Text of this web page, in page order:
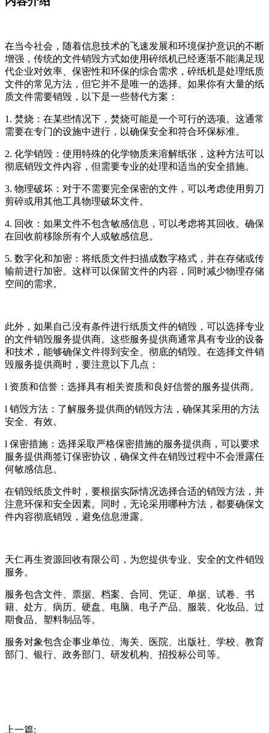
在当今社会，随着信息技术的飞速发展和环境保护意识的不断
增强，传统的文件销毁方式如使用碎纸机已经逐渐不能满足现
代企业对效率、保密性和环保的综合需求，碎纸机是处理纸质
文件的常见方法，但它并不是唯一的选择。如果你有大量的纸
质文件需要销毁，以下是一些替代方案：
1. 焚烧：在某些情况下，焚烧可能是一个可行的选项。这通常
需要在专门的设施中进行，以确保安全和符合环保标准。
2. 化学销毁：使用特殊的化学物质来溶解纸张，这种方法可以
彻底销毁文件内容，但需要专业的处理和适当的安全措施。
3. 物理破坏：对于不需要完全保密的文件，可以考虑使用剪刀
剪碎或用其他工具物理破坏文件。
4. 回收：如果文件不包含敏感信息，可以考虑将其回收。确保
在回收前移除所有个人或敏感信息。
5. 数字化和加密：将纸质文件扫描成数字格式，并在存储或传
输前进行加密。这样可以保留文件的内容，同时减少物理存储
空间的需求。
此外，如果自己没有条件进行纸质文件的销毁，可以选择专业
的文件销毁服务提供商。这些服务提供商通常具有专业的设备
和技术，能够确保文件得到安全、彻底的销毁。在选择文件销
毁服务提供商时，要注意以下几点：
l 资质和信誉：选择具有相关资质和良好信誉的服务提供商。
l 销毁方法：了解服务提供商的销毁方法，确保其采用的方法
安全、有效。
l 保密措施：选择采取严格保密措施的服务提供商，可以要求
服务提供商签订保密协议，确保文件在销毁过程中不会泄露任
何敏感信息。
在销毁纸质文件时，要根据实际情况选择合适的销毁方法，并
注意环保和安全因素。同时，无论采用哪种方法，都要确保文
件内容彻底销毁，避免信息泄露。
天仁再生资源回收有限公司，为您提供专业、安全的文件销毁
服务。
服务包含文件、票据、档案、合同、凭证、单据、试卷、书
籍、处方、病历、硬盘、电脑、电子产品、服装、化妆品、过
期食品、塑料制品等。
服务对象包含企事业单位、海关、医院、出版社、学校、教育
部门、银行、政务部门、研发机构、招投标公司等。
上一篇: